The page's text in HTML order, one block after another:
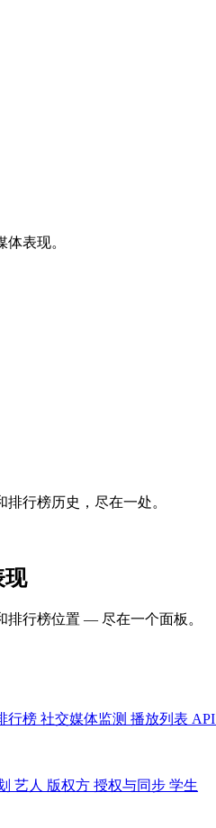
表现。
行榜历史，尽在一处。
现
排行榜位置 — 尽在一个面板。
行榜 社交媒体监测 播放列表 API
艺人 版权方 授权与同步 学生